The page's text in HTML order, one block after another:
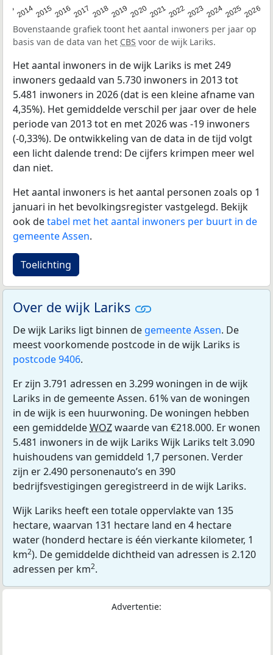
2014201520162017 20182019 2020202120222023202420252026
Bovenstaande grafiek toont het aantal inwoners per jaar op
basis van de data van het CBS voor de wijk Lariks.
Het aantal inwoners in de wijk Lariks is met 249
inwoners gedaald van 5.730 inwoners in 2013 tot
5.481 inwoners in 2026 (dat is een kleine afname van
4,35%). Het gemiddelde verschil per jaar over de hele
periode van 2013 tot en met 2026 was -19 inwoners
(-0,33%). De ontwikkeling van de data in de tijd volgt
een licht dalende trend: De cijfers krimpen meer wel
dan niet.
Het aantal inwoners is het aantal personen zoals op 1
januari in het bevolkingsregister vastgelegd. Bekijk
ook detabel met het aantal inwoners per buurt in de
gemeente Assen.
Toelichting
Over de wijk Lariks
De wijk Lariks ligt binnen de gemeente Assen. De
meest voorkomende postcode in de wijk Lariks is
postcode 9406.
Er zijn 3.791 adressen en 3.299 woningen in de wijk
Lariks in de gemeente Assen. 61% van de woningen
in de wijk is een huurwoning. De woningen hebben
een gemiddeldeWOZwaarde van €218.000. Er wonen
5.481 inwoners in de wijk Lariks Wijk Lariks telt 3.090
huishoudens van gemiddeld 1,7 personen. Verder
zijn er 2.490 personenauto’s en 390
bedrijfsvestigingen geregistreerd in de wijk Lariks.
Wijk Lariks heeft een totale oppervlakte van 135
hectare, waarvan 131 hectare land en 4 hectare
water (honderd hectare is één vierkante kilometer, 1
km2). De gemiddelde dichtheid van adressen is 2.120
adressen per km2.
Advertentie: